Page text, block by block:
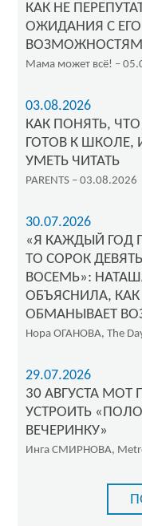
КАК НЕ
ОЖИДАНИЯ С ЕГО
Мама может всё! –
03.08.2026
КАК ПОНЯТЬ,
ГОТОВ К ШКОЛЕ,
УМЕТЬ ЧИТАТЬ
PARENTS – 03.08.2026
30.07.2026
«Я КАЖДЫЙ ГОД
ТО СОРОК
ВОСЕМЬ»:
ОБЪЯСНИЛА, КАК
ОБМАНЫВАЕТ
Нора ОГАНОВА, The
29.07.2026
30 АВГУСТА МОТ
УСТРОИТЬ
ВЕЧЕРИНКУ»
Инга СМИРНОВА,